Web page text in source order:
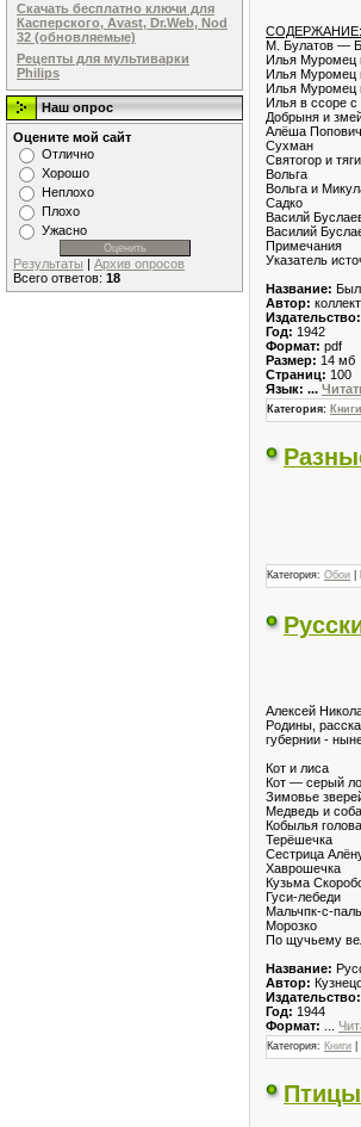
Скачать бесплатно ключи для
Касперского, Avast, Dr.Web, Nod
32 (обновляемые)
Рецепты для мультиварки
Philips
Наш опрос
Оцените мой сайт
Отлично
Хорошо
Неплохо
Плохо
Ужасно
Результаты | Архив опросов
Всего ответов: 18
СОДЕРЖАНИЕ:
М. Булатов —
Илья Муромец
Илья Муромец
Илья Муромец
Илья в ссоре
Добрыня и
Алёша
Сухман
Святогор и
Вольга
Вольга и
Садко
Василй
Василий
Примечания
Указатель
Название:
Автор:
Издательство:
Год: 1942
Формат: pdf
Размер: 14 мб
Cтраниц: 100
Язык: ...
Категория: Книги
Категория: Обои |
Алексей
Родины,
губернии -
Кот и лиса
Кот — серый
Зимовье
Медведь и
Кобылья голова
Терёшечка
Сестрица
Хаврошечка
Кузьма
Гуси-лебеди
Мальчпк-с-
Морозко
По щучьему
Название:
Автор:
Издательство:
Год: 1944
Формат:
Категория: Книги